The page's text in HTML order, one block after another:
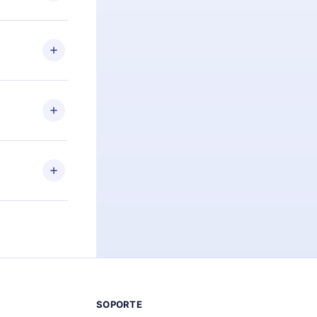
Por
el
de
más de
leer o
iOS,
momento
SOPORTE